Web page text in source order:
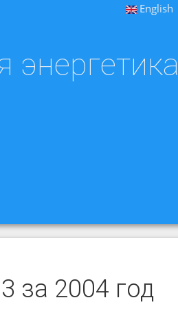
English
энергетика
за 2004 год